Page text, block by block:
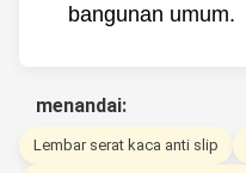
bangunan umum.
menandai:
Lembar serat kaca anti slip